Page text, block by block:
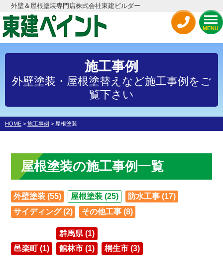
外壁＆屋根塗装専門店株式会社東建ビルダー
MENU
施工事例
外壁塗装・屋根塗替えなど施工事例をご
覧下さい
HOME > 施工事例 > 屋根塗装
屋根塗装の施工事例一覧
外壁塗装 (55) 屋根塗装 (25)
防水工事 (17)
サイディング (2)
その他工事 (8)
邑楽町 (1)
群馬県 (1)
館林市 (1)
桐生市 (3)